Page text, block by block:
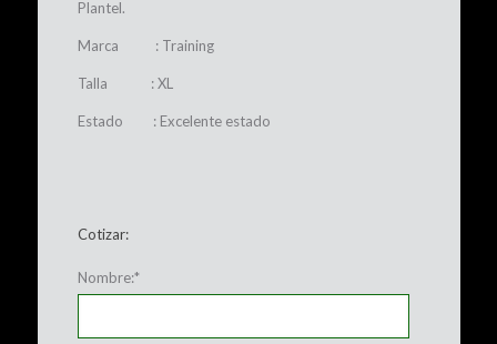
Plantel.
Marca : Training
Talla : XL
Estado : Excelente estado
Cotizar:
Nombre:*